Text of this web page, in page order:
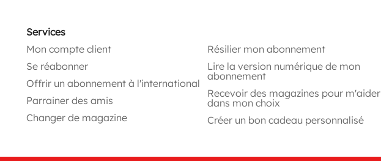
Services
Mon compte client
Se réabonner
Offrir un abonnement à l'international
Parrainer des amis
Changer de magazine
Résilier mon abonnement
Lire la version numérique de mon
abonnement
Recevoir des magazines pour m'aider
dans mon choix
Créer un bon cadeau personnalisé